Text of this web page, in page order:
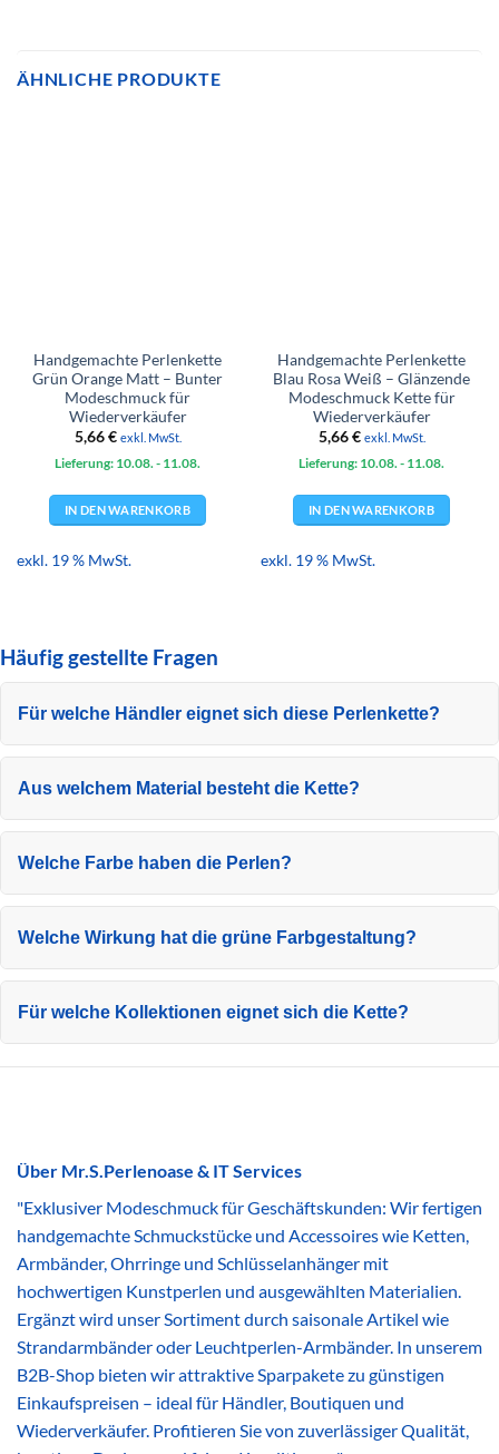
ÄHNLICHE PRODUKTE
Handgemachte Perlenkette
Grün Orange Matt – Bunter
Modeschmuck für
Wiederverkäufer
5,66€ exkl. MwSt.
Lieferung: 10.08. - 11.08.
IN DEN WARENKORB
exkl. 19 % MwSt.
Handgemachte Perlenkette
Blau Rosa Weiß – Glänzende
Modeschmuck Kette für
Wiederverkäufer
5,66€ exkl. MwSt.
Lieferung: 10.08. - 11.08.
IN DEN WARENKORB
exkl. 19 % MwSt.
Häufig gestellte Fragen
Für welche Händler eignet sich diese Perlenkette?
Aus welchem Material besteht die Kette?
Welche Farbe haben die Perlen?
Welche Wirkung hat die grüne Farbgestaltung?
Für welche Kollektionen eignet sich die Kette?
Über Mr.S.Perlenoase & IT Services
"Exklusiver Modeschmuck für Geschäftskunden: Wir fertigen
handgemachte Schmuckstücke und Accessoires wie Ketten,
Armbänder, Ohrringe und Schlüsselanhänger mit
hochwertigen Kunstperlen und ausgewählten Materialien.
Ergänzt wird unser Sortiment durch saisonale Artikel wie
Strandarmbänder oder Leuchtperlen-Armbänder. In unserem
B2B-Shop bieten wir attraktive Sparpakete zu günstigen
Einkaufspreisen – ideal für Händler, Boutiquen und
Wiederverkäufer. Profitieren Sie von zuverlässiger Qualität,